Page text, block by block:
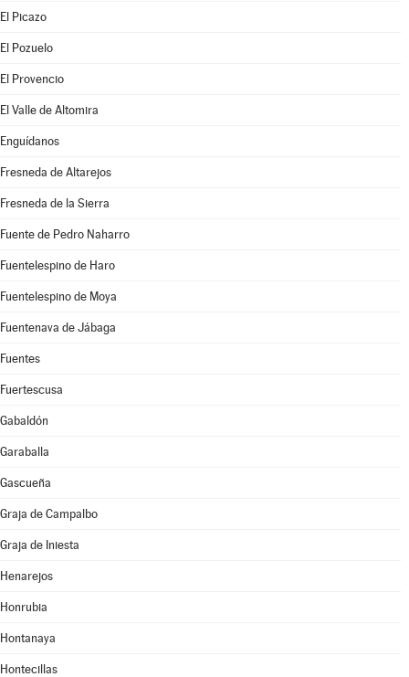
El Picazo
El Pozuelo
El Provencio
El Valle de Altomira
Enguídanos
Fresneda de Altarejos
Fresneda de la Sierra
Fuente de Pedro Naharro
Fuentelespino de Haro
Fuentelespino de Moya
Fuentenava de Jábaga
Fuentes
Fuertescusa
Gabaldón
Garaballa
Gascueña
Graja de Campalbo
Graja de Iniesta
Henarejos
Honrubia
Hontanaya
Hontecillas